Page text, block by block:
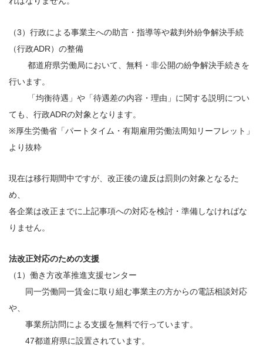
（3）行政による事業主への助言・指導等や裁判外紛争解決手続
（行政ADR）の整備
都道府県労働局において、無料・非公開の紛争解決手続きを
行います。
「均衡待遇」や「待遇差の内容・理由」に関する説明につい
ても、行政ADRの対象となります。
※厚生労働省「パートタイム・有期雇用労働法周知リーフレット」
より抜粋
現在は移行期間中ですが、改正後の違反は罰則の対象となるた
め、
各企業は改正までに上記事項への対応を検討・準備しなければな
りません。
法改正対応のための支援
（1）働き方改革推進支援センター
同一労働同一賃金に取り組む事業主の方からの電話相談対応
や、
事業所訪問による支援を無料で行っています。
47都道府県に設置されています。